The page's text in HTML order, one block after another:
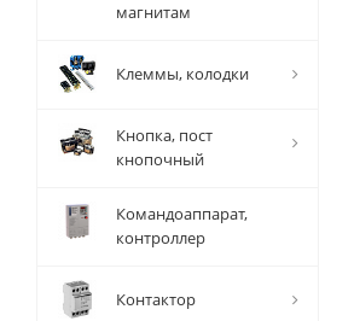
магнитам
Клеммы, колодки
Кнопка, пост
кнопочный
Командоаппарат,
контроллер
Контактор